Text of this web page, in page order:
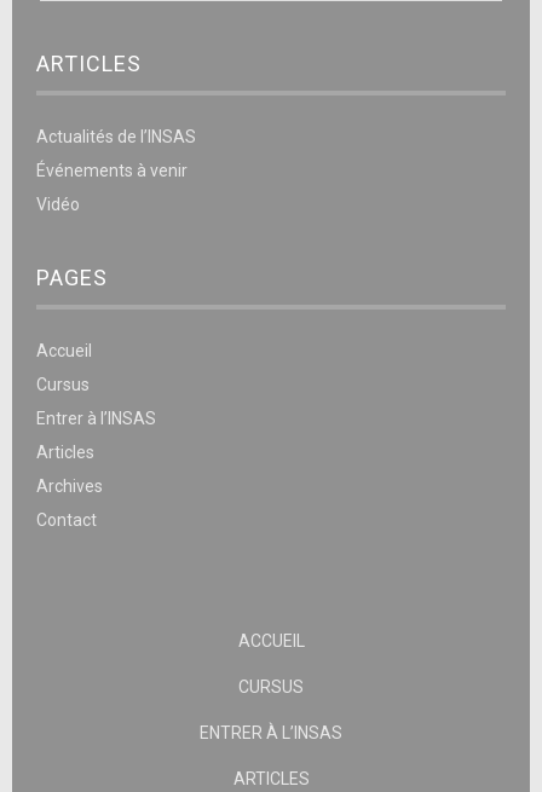
ARTICLES
Actualités de l’INSAS
Événements à venir
Vidéo
PAGES
Accueil
Cursus
Entrer à l’INSAS
Articles
Archives
Contact
ACCUEIL
CURSUS
ENTRER À L’INSAS
ARTICLES